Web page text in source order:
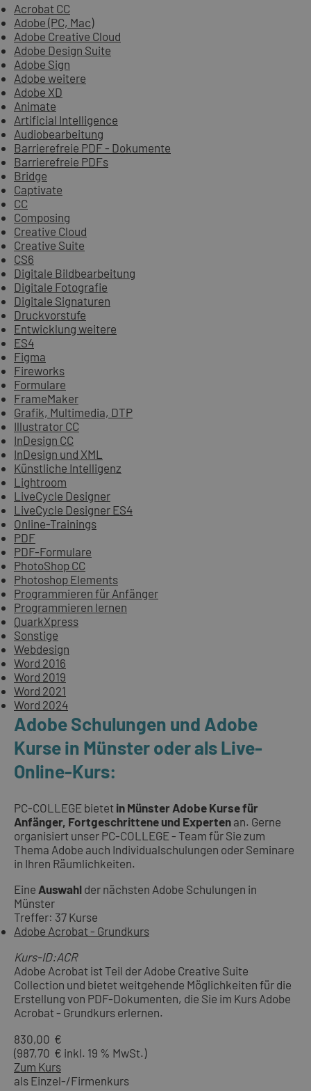
Acrobat CC
Adobe (PC, Mac)
Adobe Creative Cloud
Adobe Design Suite
Adobe Sign
Adobe weitere
Adobe XD
Animate
Artificial Intelligence
Audiobearbeitung
Barrierefreie PDF - Dokumente
Barrierefreie PDFs
Bridge
Captivate
CC
Composing
Creative Cloud
Creative Suite
CS6
Digitale Bildbearbeitung
Digitale Fotografie
Digitale Signaturen
Druckvorstufe
Entwicklung weitere
ES4
Figma
Fireworks
Formulare
FrameMaker
Grafik, Multimedia, DTP
Illustrator CC
InDesign CC
InDesign und XML
Künstliche Intelligenz
Lightroom
LiveCycle Designer
LiveCycle Designer ES4
Online-Trainings
PDF
PDF-Formulare
PhotoShop CC
Photoshop Elements
Programmieren für Anfänger
Programmieren lernen
QuarkXpress
Sonstige
Webdesign
Word 2016
Word 2019
Word 2021
Word 2024
Adobe Schulungen und Adobe
Kurse in Münster oder als Live-
Online-Kurs:
PC-COLLEGE bietet in Münster Adobe Kurse für
Anfänger, Fortgeschrittene und Experten an. Gerne
organisiert unser PC-COLLEGE - Team für Sie zum
Thema Adobe auch Individualschulungen oder Seminare
in Ihren Räumlichkeiten.
Eine Auswahl der nächsten Adobe Schulungen in
Münster
Treffer: 37 Kurse
Adobe Acrobat - Grundkurs
Kurs-ID:ACR
Adobe Acrobat ist Teil der Adobe Creative Suite
Collection und bietet weitgehende Möglichkeiten für die
Erstellung von PDF-Dokumenten, die Sie im Kurs Adobe
Acrobat - Grundkurs erlernen.
830,00 €
(987,70 € inkl. 19 % MwSt.)
Zum Kurs
als Einzel-/Firmenkurs